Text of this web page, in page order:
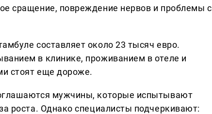
сращение, повреждение нервов и проблемы с
составляет около 23 тысяч евро.
в клинике, проживанием в отеле и
стоят еще дороже.
мужчины, которые испытывают
роста. Однако специалисты подчеркивают: